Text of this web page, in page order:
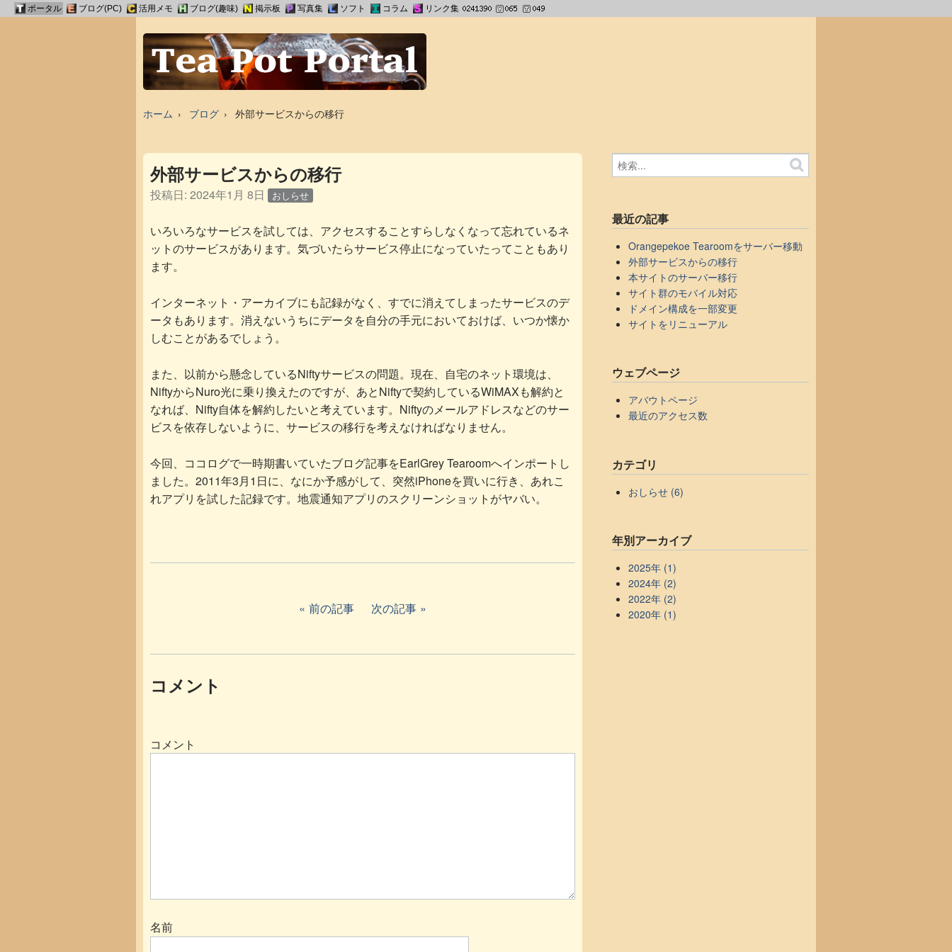
ホーム ブログ 外部サービスからの移行
外部サービスからの移行
投稿日: 2024年1月 8日 おしらせ
いろいろなサービスを試しては、アクセスすることすらしなくなって忘れているネ
ットのサービスがあります。気づいたらサービス停止になっていたってこともあり
ます。
インターネット・アーカイブにも記録がなく、すでに消えてしまったサービスのデ
ータもあります。消えないうちにデータを自分の手元においておけば、いつか懐か
しむことがあるでしょう。
また、以前から懸念しているNiftyサービスの問題。現在、自宅のネット環境は、
NiftyからNuro光に乗り換えたのですが、あとNiftyで契約しているWiMAXも解約と
なれば、Nifty自体を解約したいと考えています。Niftyのメールアドレスなどのサー
ビスを依存しないように、サービスの移行を考えなければなりません。
今回、ココログで一時期書いていたブログ記事をEarlGrey Tearoomへインポートし
ました。2011年3月1日に、なにか予感がして、突然iPhoneを買いに行き、あれこ
れアプリを試した記録です。地震通知アプリのスクリーンショットがヤバい。
前の記事 次の記事
コメント
コメント
名前
最近の記事
Orangepekoe Tearoomをサーバー移動
外部サービスからの移行
本サイトのサーバー移行
サイト群のモバイル対応
ドメイン構成を一部変更
サイトをリニューアル
ウェブページ
アバウトページ
最近のアクセス数
カテゴリ
おしらせ (6)
年別アーカイブ
2025年 (1)
2024年 (2)
2022年 (2)
2020年 (1)
ポータル ブログ(PC) 活用メモ ブログ(趣味) 掲示板 写真集 ソフト コラム リンク集